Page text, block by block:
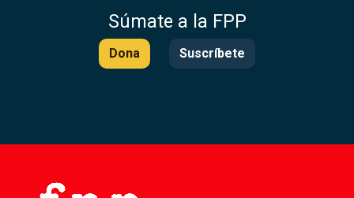
Súmate a la FPP
Dona Suscríbete